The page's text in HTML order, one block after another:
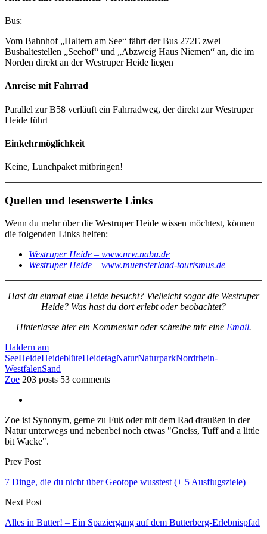
Bus:
Vom Bahnhof „Haltern am See“ fährt der Bus 272E zwei
Bushaltestellen „Seehof“ und „Abzweig Haus Niemen“ an, die im
Norden direkt an der Westruper Heide liegen
Anreise mit Fahrrad
Parallel zur B58 verläuft ein Fahrradweg, der direkt zur Westruper
Heide führt
Einkehrmöglichkeit
Keine, Lunchpaket mitbringen!
Quellen und lesenswerte Links
Wenn du mehr über die Westruper Heide wissen möchtest, können
die folgenden Links helfen:
Westruper Heide – www.nrw.nabu.de
Westruper Heide – www.muensterland-tourismus.de
Hast du einmal eine Heide besucht? Vielleicht sogar die Westruper
Heide? Was hast du dort erlebt oder beobachtet?
Hinterlasse hier ein Kommentar oder schreibe mir eine Email.
Haldern am
SeeHeideHeideblüteHeidetagNaturNaturparkNordrhein-
WestfalenSand
Zoe 203 posts 53 comments
Zoe ist Synonym, gerne zu Fuß oder mit dem Rad draußen in der
Natur unterwegs und nebenbei noch etwas "Gneiss, Tuff and a little
bit Wacke".
Prev Post
7 Dinge, die du nicht über Geotope wusstest (+ 5 Ausflugsziele)
Next Post
Alles in Butter! – Ein Spaziergang auf dem Butterberg-Erlebnispfad